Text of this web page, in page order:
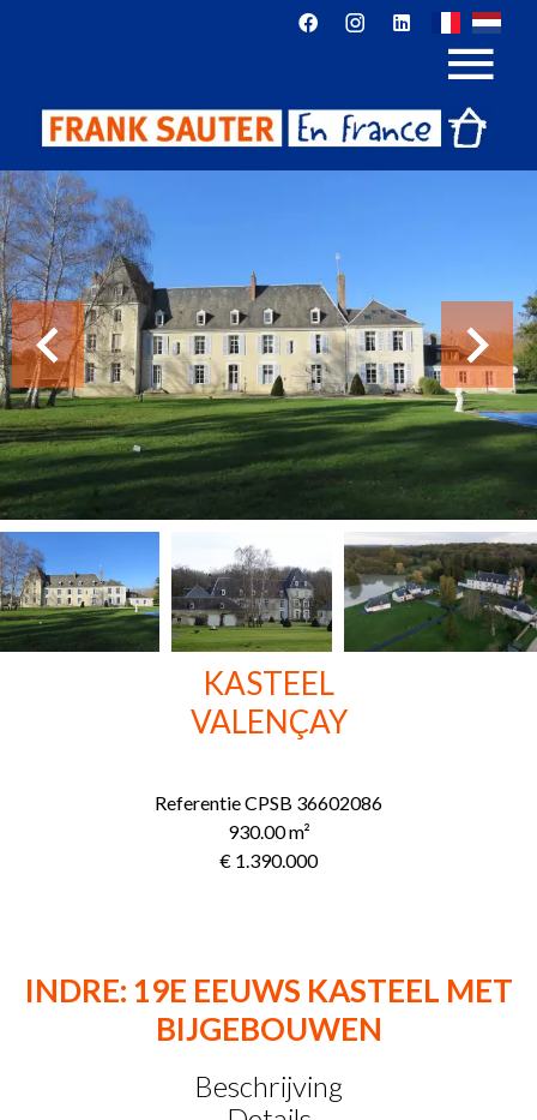
KASTEEL
VALENÇAY
ReferentieCPSB 36602086
930.00m²
€ 1.390.000
INDRE: 19E EEUWS KASTEEL MET
BIJGEBOUWEN
Beschrijving